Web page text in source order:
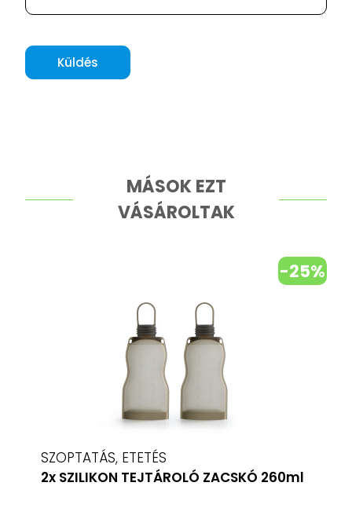
Küldés
MÁSOK EZT
VÁSÁROLTAK
-25%
SZOPTATÁS, ETETÉS
2x SZILIKON TEJTÁROLÓ ZACSKÓ 260ml